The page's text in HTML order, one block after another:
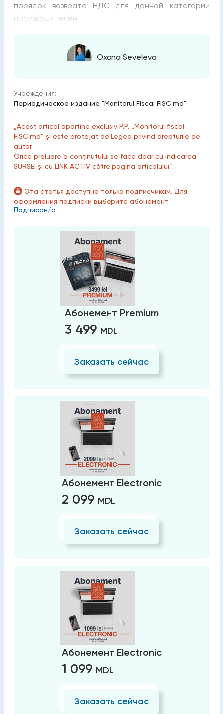
порядок возврата НДС для данной категории
производителей
Oxana Seveleva
Учреждения:
Периодическое издание "Monitorul Fiscal FISC.md"
„Acest articol aparține exclusiv P.P. „Monitorul fiscal
FISC.md” și este protejat de Legea privind drepturile de
autor.
Orice preluare a conținutului se face doar cu indicarea
SURSEI și cu LINK ACTIV către pagina articolului”.
Эта статья доступна только подписчикам. Для
оформления подписки выберите абонемент
Подписан/а
Абонемент Premium
3 499 MDL
Заказать сейчас
Абонемент Electronic
2 099 MDL
Заказать сейчас
Абонемент Electronic
1 099 MDL
Заказать сейчас